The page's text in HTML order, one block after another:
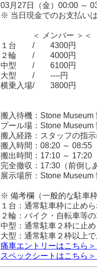
03月27日（金）00:00 ～
※ 当日現金でのお支払い
＜ メンバー ＞＜
１台 / 4300円
２輪 / 4000円
中型 / 6100円
大型 / ----円
横乗入場/ 3800円
搬入待機：Stone Museum
プール場：Stone Museum
搬入経路：スタッフの指
搬入時間：08:20 ～ 08:55
搬出時間：17:10 ～ 17:20
完全撤収：17:30（前倒し
展示場所：Stone
※ 備考欄（一般的な駐車
１台：通常駐車枠に止め
２輪：バイク・自転車等
中型：通常駐車２枠に止
大型：通常駐車２枠以上
痛車エントリーはこちら＞
スペックシートはこちら＞